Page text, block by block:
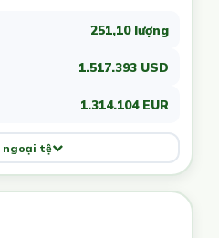
251,10 lượng
1.517.393 USD
1.314.104 EUR
ngoại tệ